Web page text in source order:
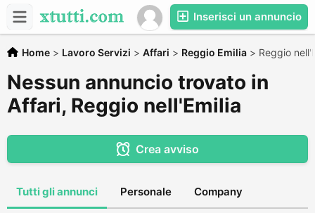
Inserisci un annuncio
Home > Lavoro Servizi > Affari > Reggio Emilia > Reggio
Nessun annuncio trovato in
Affari, Reggio nell'Emilia
Crea avviso
Tutti gli annunci Personale Company